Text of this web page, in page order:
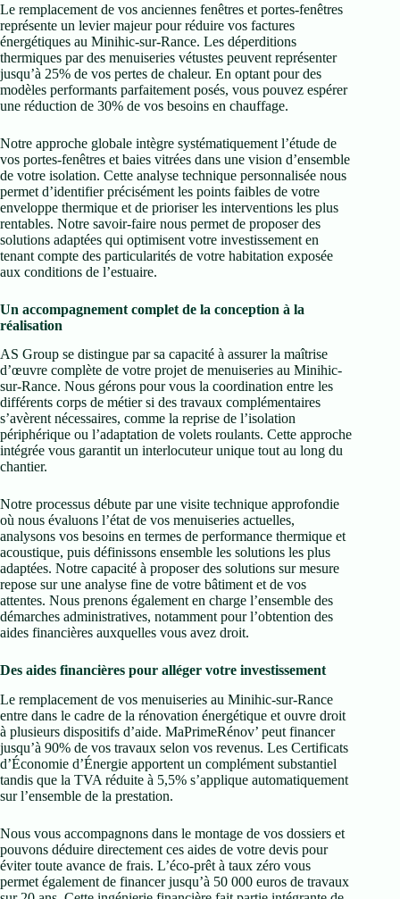
Le remplacement de vos anciennes fenêtres et portes-fenêtres
représente un levier majeur pour réduire vos factures
énergétiques au Minihic-sur-Rance. Les déperditions
thermiques par des menuiseries vétustes peuvent représenter
jusqu’à 25% de vos pertes de chaleur. En optant pour des
modèles performants parfaitement posés, vous pouvez espérer
une réduction de 30% de vos besoins en chauffage.
Notre approche globale intègre systématiquement l’étude de
vos portes-fenêtres et baies vitrées dans une vision d’ensemble
de votre isolation. Cette analyse technique personnalisée nous
permet d’identifier précisément les points faibles de votre
enveloppe thermique et de prioriser les interventions les plus
rentables. Notre savoir-faire nous permet de proposer des
solutions adaptées qui optimisent votre investissement en
tenant compte des particularités de votre habitation exposée
aux conditions de l’estuaire.
Un accompagnement complet de la conception à la
réalisation
AS Group se distingue par sa capacité à assurer la maîtrise
d’œuvre complète de votre projet de menuiseries au Minihic-
sur-Rance. Nous gérons pour vous la coordination entre les
différents corps de métier si des travaux complémentaires
s’avèrent nécessaires, comme la reprise de l’isolation
périphérique ou l’adaptation de volets roulants. Cette approche
intégrée vous garantit un interlocuteur unique tout au long du
chantier.
Notre processus débute par une visite technique approfondie
où nous évaluons l’état de vos menuiseries actuelles,
analysons vos besoins en termes de performance thermique et
acoustique, puis définissons ensemble les solutions les plus
adaptées. Notre capacité à proposer des solutions sur mesure
repose sur une analyse fine de votre bâtiment et de vos
attentes. Nous prenons également en charge l’ensemble des
démarches administratives, notamment pour l’obtention des
aides financières auxquelles vous avez droit.
Des aides financières pour alléger votre investissement
Le remplacement de vos menuiseries au Minihic-sur-Rance
entre dans le cadre de la rénovation énergétique et ouvre droit
à plusieurs dispositifs d’aide. MaPrimeRénov’ peut financer
jusqu’à 90% de vos travaux selon vos revenus. Les Certificats
d’Économie d’Énergie apportent un complément substantiel
tandis que la TVA réduite à 5,5% s’applique automatiquement
sur l’ensemble de la prestation.
Nous vous accompagnons dans le montage de vos dossiers et
pouvons déduire directement ces aides de votre devis pour
éviter toute avance de frais. L’éco-prêt à taux zéro vous
permet également de financer jusqu’à 50 000 euros de travaux